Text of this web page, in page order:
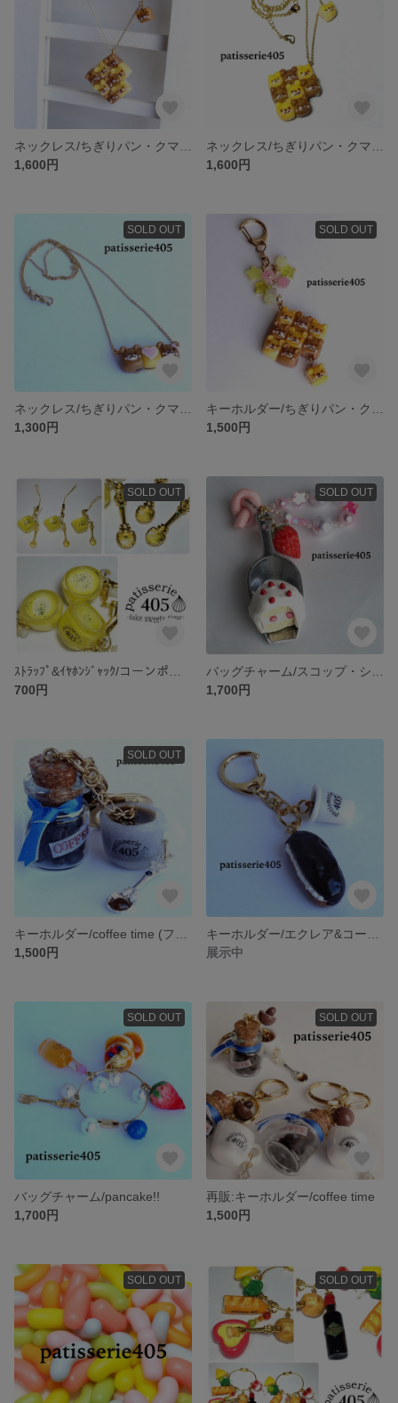
1,600円
1,600円
SOLD OUT
1,300円
SOLD OUT
1,500円
SOLD OUT
700円
SOLD OUT
1,700円
SOLD OUT
1,500円
展示中
SOLD OUT
バッグチャーム/pancake!!
1,700円
SOLD OUT
再販:キーホルダー/coffee time
1,500円
SOLD OUT SOLD OUT